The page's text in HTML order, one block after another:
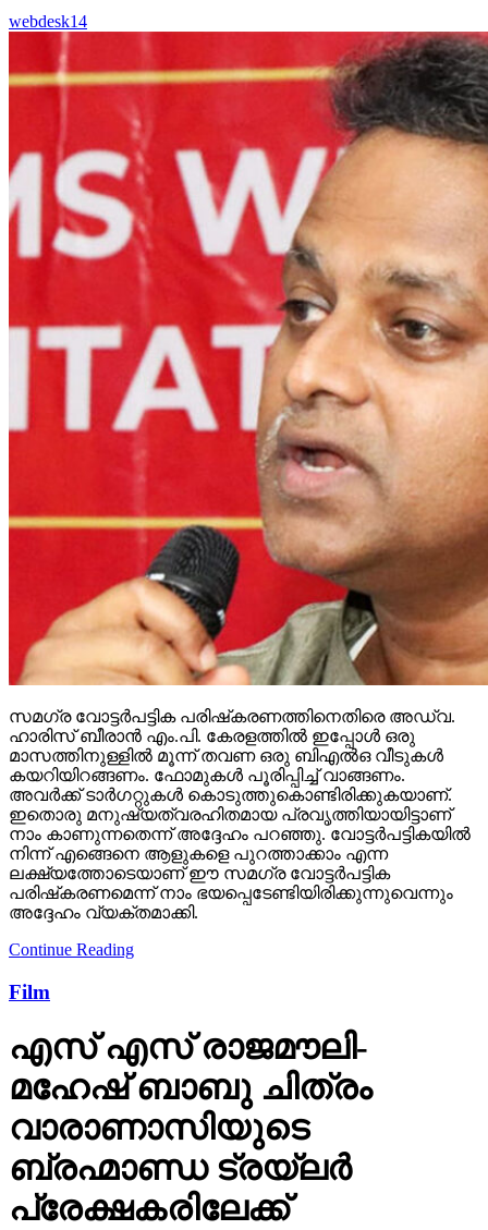
webdesk14
സമഗ്ര വോട്ടര്‍പട്ടിക പരിഷ്‌കരണത്തിനെതിരെ അഡ്വ.
ഹാരിസ് ബീരാന്‍ എം.പി. കേരളത്തില്‍ ഇപ്പോള്‍ ഒരു
മാസത്തിനുള്ളില്‍ മൂന്ന് തവണ ഒരു ബിഎല്‍ഒ വീടുകള്‍
കയറിയിറങ്ങണം. ഫോമുകള്‍ പൂരിപ്പിച്ച് വാങ്ങണം.
അവര്‍ക്ക് ടാര്‍ഗറ്റുകള്‍ കൊടുത്തുകൊണ്ടിരിക്കുകയാണ്.
ഇതൊരു മനുഷ്യത്വരഹിതമായ പ്രവൃത്തിയായിട്ടാണ്
നാം കാണുന്നതെന്ന് അദ്ദേഹം പറഞ്ഞു. വോട്ടര്‍പട്ടികയില്‍
നിന്ന് എങ്ങെനെ ആളുകളെ പുറത്താക്കാം എന്ന
ലക്ഷ്യത്തോടെയാണ് ഈ സമഗ്ര വോട്ടര്‍പട്ടിക
പരിഷ്‌കരണമെന്ന് നാം ഭയപ്പെടേണ്ടിയിരിക്കുന്നുവെന്നും
അദ്ദേഹം വ്യക്തമാക്കി.
Continue Reading
Film
എസ് എസ് രാജമൗലി-
മഹേഷ് ബാബു ചിത്രം
വാരാണാസിയുടെ
ബ്രഹ്മാണ്ഡ ട്രയ്ലർ
പ്രേക്ഷകരിലേക്ക്